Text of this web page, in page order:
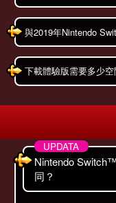
與2019年Nintendo
下載體驗版需要多少空
Nintendo
同？